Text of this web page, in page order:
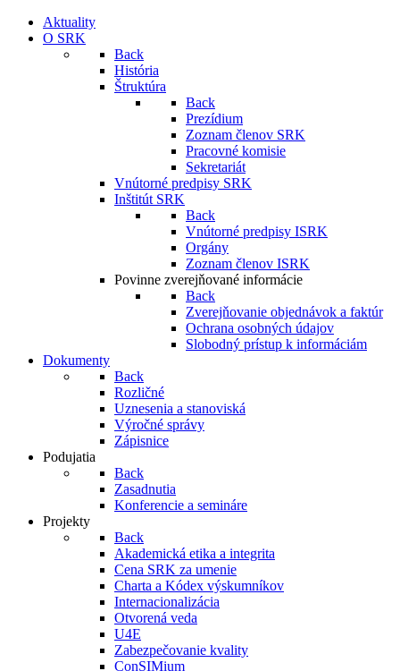
Aktuality
O SRK
Back
História
Štruktúra
Back
Prezídium
Zoznam členov SRK
Pracovné komisie
Sekretariát
Vnútorné predpisy SRK
Inštitút SRK
Back
Vnútorné predpisy ISRK
Orgány
Zoznam členov ISRK
Povinne zverejňované informácie
Back
Zverejňovanie objednávok a faktúr
Ochrana osobných údajov
Slobodný prístup k informáciám
Dokumenty
Back
Rozličné
Uznesenia a stanoviská
Výročné správy
Zápisnice
Podujatia
Back
Zasadnutia
Konferencie a semináre
Projekty
Back
Akademická etika a integrita
Cena SRK za umenie
Charta a Kódex výskumníkov
Internacionalizácia
Otvorená veda
U4E
Zabezpečovanie kvality
ConSIMium